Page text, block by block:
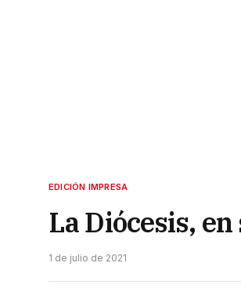
EDICIÓN IMPRESA
La Diócesis,
1 de julio de 2021